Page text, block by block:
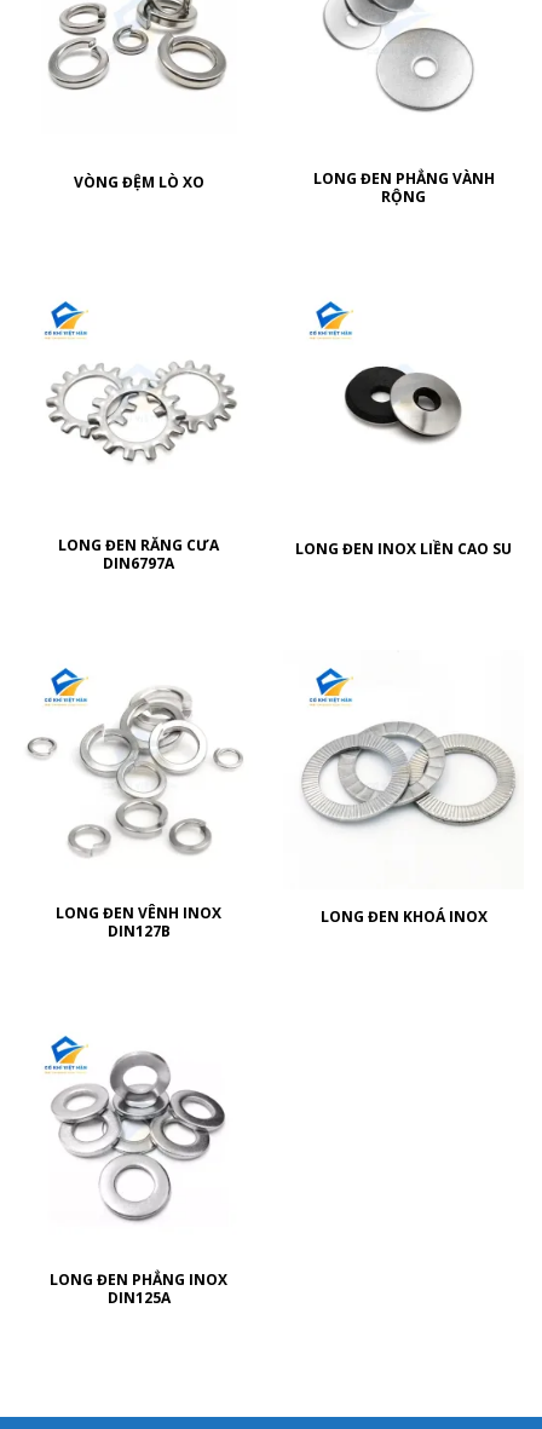
VÒNG ĐỆM LÒ XO
LONG ĐEN PHẲNG VÀNH
RỘNG
LONG ĐEN RĂNG CƯA
DIN6797A
LONG ĐEN INOX LIỀN CAO SU
LONG ĐEN VÊNH INOX
DIN127B
LONG ĐEN KHOÁ INOX
LONG ĐEN PHẲNG INOX
DIN125A